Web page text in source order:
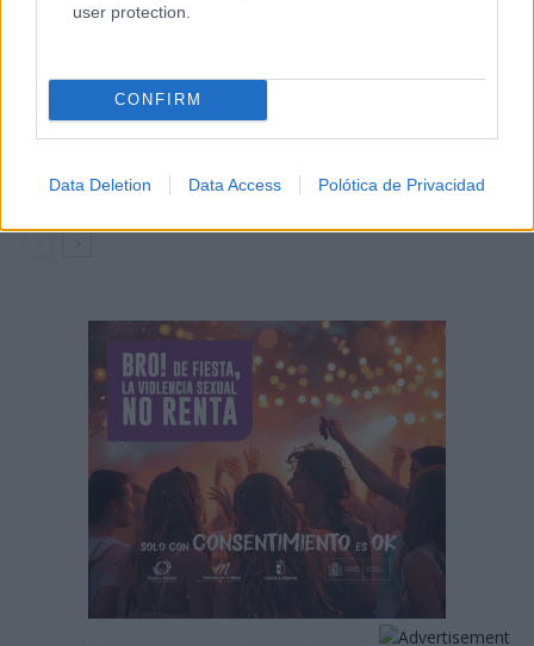
user protection.
CONFIRM
Data Deletion Data Access Polótica de Privacidad
Tamajón se prepara para vivir diez días de
06/08/2026